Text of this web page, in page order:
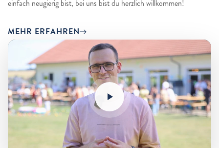
einfach neugierig bist, bei uns bist du herzlich willkommen!
MEHR ERFAHREN